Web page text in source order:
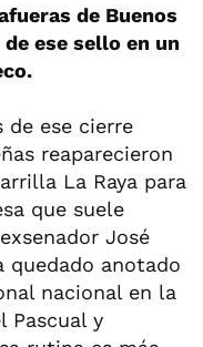
de Buenos
ese sello en un
de ese cierre
reaparecieron
La Raya para
que suele
José
quedado anotado
nacional en la
Pascual y